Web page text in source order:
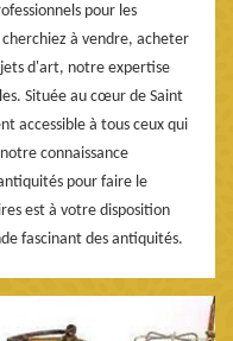
pour les
à vendre, acheter
d'art, notre expertise
Située au cœur de Saint
accessible à tous ceux qui
connaissance
pour faire le
est à votre disposition
fascinant des antiquités.